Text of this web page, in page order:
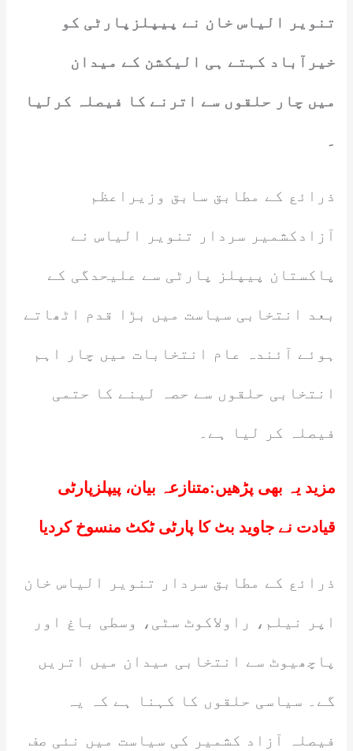
تنویر الیاس خان نے پیپلزپارٹی کو
خیرآباد کہتے ہی الیکشن کے میدان
میں چار حلقوں سے اترنے کا فیصلہ کرلیا
۔
ذرائع کے مطابق سابق وزیراعظم
آزادکشمیر سردار تنویر الیاس نے
پاکستان پیپلز پارٹی سے علیحدگی کے
بعد انتخابی سیاست میں بڑا قدم اٹھاتے
ہوئے آئندہ عام انتخابات میں چار اہم
انتخابی حلقوں سے حصہ لینے کا حتمی
فیصلہ کر لیا ہے۔
مزید یہ بھی پڑھیں:متنازعہ بیان، پیپلزپارٹی
قیادت نے جاوید بٹ کا پارٹی ٹکٹ منسوخ کردیا
ذرائع کے مطابق سردار تنویر الیاس خان
اپر نیلم، راولاکوٹ سٹی، وسطی باغ اور
پاچھیوٹ سے انتخابی میدان میں اتریں
گے۔ سیاسی حلقوں کا کہنا ہے کہ یہ
فیصلہ آزاد کشمیر کی سیاست میں نئی صف